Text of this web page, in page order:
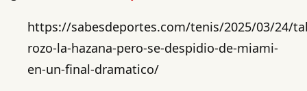
https://sabesdeportes.com/tenis/2025/03/24/
rozo-la-hazana-pero-se-despidio-de-miami-
en-un-final-dramatico/